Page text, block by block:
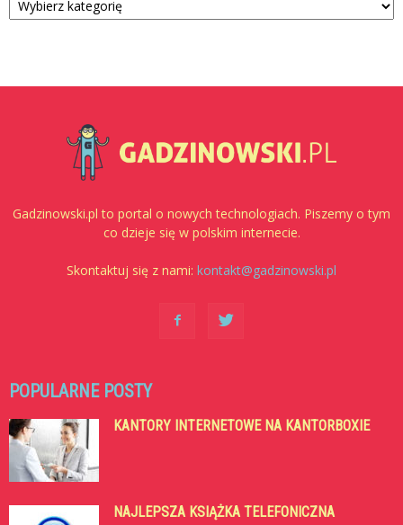
Gadzinowski.pl to portal o nowych technologiach. Piszemy o tym
co dzieje się w polskim internecie.
Skontaktuj się z nami: kontakt@gadzinowski.pl
POPULARNE POSTY
KANTORY INTERNETOWE NA KANTORBOXIE
NAJLEPSZA KSIĄŻKA TELEFONICZNA